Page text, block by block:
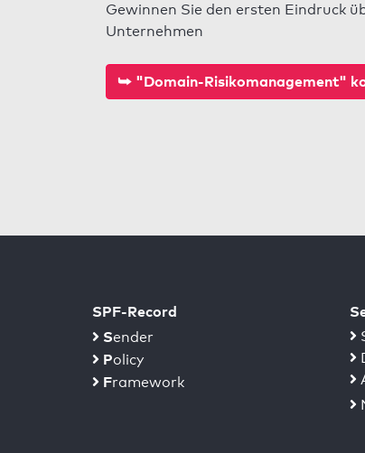
Gewinnen Sie den ersten Eindruck
Unternehmen
⮩ "Domain-Risikomanagement"
SPF-Record
Sender
Policy
Framework